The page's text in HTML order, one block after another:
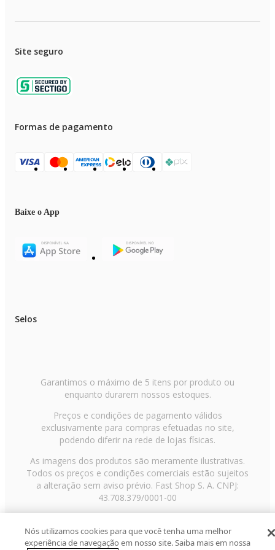
Controle de temperatura - Sim
Revestimento - Cerâmica,Titanio, Turmaline e Nano Silver
Peso - 0,67kg
Site seguro
Formas de pagamento
Baixe o App
Selos
Garantimos o máximo de 5 itens por produto ou
enquanto durarem nossos estoques.
Preços e condições de pagamento válidos
exclusivamente para compras efetuadas no site,
podendo diferir na rede de lojas físicas.
As imagens dos produtos são meramente ilustrativas.
Todos os preços e condições comerciais estão sujeitos
a alteração sem aviso prévio. Fast Shop S. A. CNPJ:
43.708.379/0001-00
Paulo/SP, CEP 02029-001, Telefone: 11 3003-3728 ©
2013 Fast Shop - Todos os direitos reservadosRF
Nós utilizamos cookies para que você tenha uma melhor
experiência de navegação em nosso site. Saiba mais em nossa